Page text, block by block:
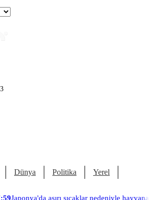
Dünya Politika Yerel
nedeniyle hayvanat bahçesinde üç aslan öldü